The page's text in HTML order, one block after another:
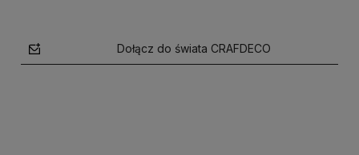
Dołącz do świata CRAFDECO